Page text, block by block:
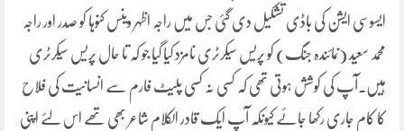
ایسوسی ایشن کی باڈی تشکیل دی گئی جس میں راجہ اظہر وینس کنوہا کو صدر اور راجہ
محمد سعید (نمائندہ جنگ) کو پریس سیکرٹری نامزد کیا گیا جو کہ تا حال پریس سیکرٹری
ہیں۔آپ کی کوشش ہوتی تھی کہ کسی نہ کسی پلیٹ فارم سے انسانیت کی فلاح
کا کام جاری رکھا جائے کیونکہ آپ ایک قادر الکلام شاعر بھی تھے اس لئے اپنی